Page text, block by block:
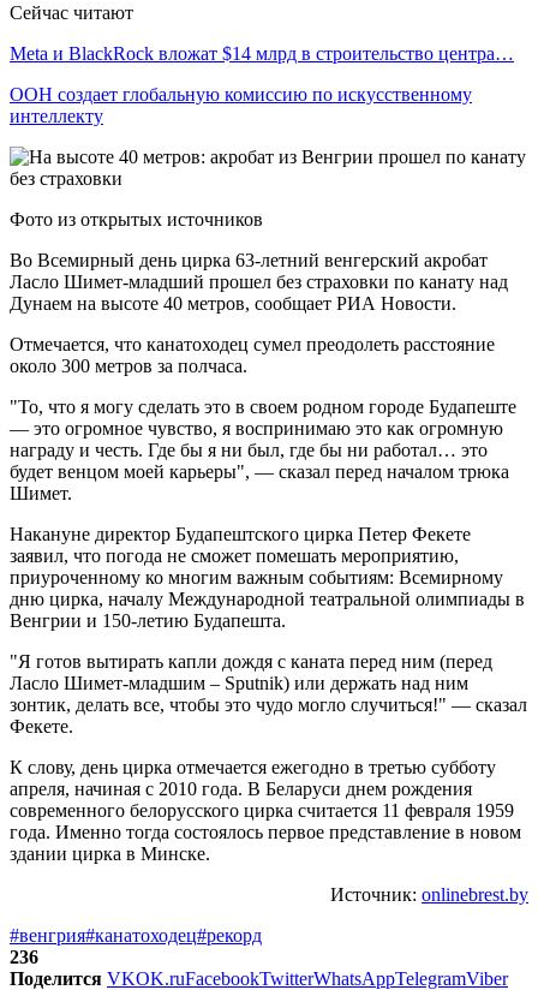
Сейчас читают
Meta и BlackRock вложат $14 млрд в строительство центра…
ООН создает глобальную комиссию по искусственному
интеллекту
Фото из открытых источников
Во Всемирный день цирка 63-летний венгерский акробат
Ласло Шимет-младший прошел без страховки по канату над
Дунаем на высоте 40 метров, сообщает РИА Новости.
Отмечается, что канатоходец сумел преодолеть расстояние
около 300 метров за полчаса.
"То, что я могу сделать это в своем родном городе Будапеште
— это огромное чувство, я воспринимаю это как огромную
награду и честь. Где бы я ни был, где бы ни работал… это
будет венцом моей карьеры", — сказал перед началом трюка
Шимет.
Накануне директор Будапештского цирка Петер Фекете
заявил, что погода не сможет помешать мероприятию,
приуроченному ко многим важным событиям: Всемирному
дню цирка, началу Международной театральной олимпиады в
Венгрии и 150-летию Будапешта.
"Я готов вытирать капли дождя с каната перед ним (перед
Ласло Шимет-младшим – Sputnik) или держать над ним
зонтик, делать все, чтобы это чудо могло случиться!" — сказал
Фекете.
К слову, день цирка отмечается ежегодно в третью субботу
апреля, начиная с 2010 года. В Беларуси днем рождения
современного белорусского цирка считается 11 февраля 1959
года. Именно тогда состоялось первое представление в новом
здании цирка в Минске.
Источник: onlinebrest.by
#венгрия#канатоходец#рекорд
236
Поделится VKOK.ruFacebookTwitterWhatsAppTelegramViber